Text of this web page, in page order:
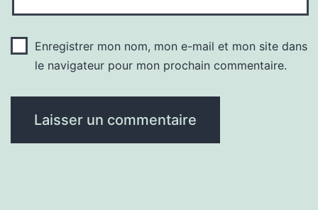
Enregistrer mon nom, mon e-mail et mon site dans
le navigateur pour mon prochain commentaire.